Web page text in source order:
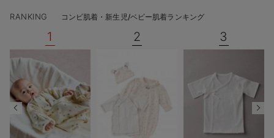
ベビー アウター
ベビー セットアップ
スタイ・よだれかけ（新生児・ベビー）
ベビー帽子（新生児・乳児）
新生児スリーパー・ベビーパジャマ
メモリアルグッズ
授乳・調乳・お食事
哺乳瓶
赤ちゃん 洗剤・洗濯用品・お掃除
赤ちゃん お風呂・ベビースキンケア
袴ロンパース特集
Tシャツブラ
ブラトップ
親子セット
快適機能ウェア特集 トップス
快適機能ウェア特集 ボトムス
セットアップ派
フォーマル / オケー
定番ギフト
かわいくておもしろ
何枚あっても嬉しい
長く使えるアイテム
あったか度◎
RANKING コンビ肌着・新生児/ベビー肌着ランキング
1 2 3